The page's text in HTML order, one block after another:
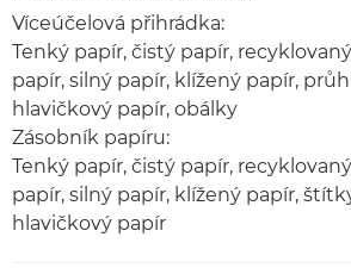
Víceúčelová přihrádka:
Tenký papír, čistý papír,
papír, silný papír, klížený papír,
hlavičkový papír, obálky
Zásobník papíru:
Tenký papír, čistý papír,
papír, silný papír, klížený papír,
hlavičkový papír